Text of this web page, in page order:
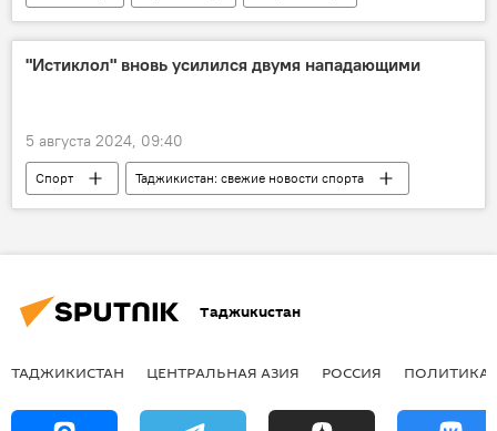
Политика
Колумнисты Аналитика
"Истиклол" вновь усилился двумя нападающими
5 августа 2024, 09:40
Спорт
Таджикистан: свежие новости спорта
Таджикистан
футбол
Таджикистан
ТАДЖИКИСТАН ЦЕНТРАЛЬНАЯ АЗИЯ РОССИЯ ПОЛИТИКА